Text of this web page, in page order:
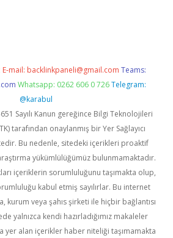
E-mail: backlinkpaneli@gmail.com Teams:
Whatsapp: 0262 606 0 726 Telegram:
@karabul
Sayılı Kanun gereğince Bilgi Teknolojileri
tarafından onaylanmış bir Yer Sağlayıcı
Bu nedenle, sitedeki içerikleri proaktif
yükümlülüğümüz bulunmamaktadır.
içeriklerin sorumluluğunu taşımakta olup,
kabul etmiş sayılırlar. Bu internet
kurum veya şahıs şirketi ile hiçbir bağlantısı
yalnızca kendi hazırladığımız makaleler
yer alan içerikler haber niteliği taşımamakta